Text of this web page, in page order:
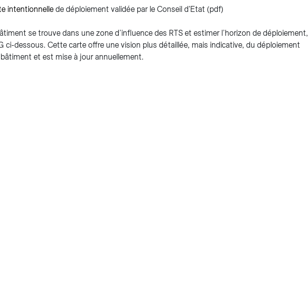
intentionnelle de déploiement validée par le Conseil d'Etat (pdf)
se trouve dans une zone d’influence des RTS et estimer l’horizon de déploiement,
ci-dessous. Cette carte offre une vision plus détaillée, mais indicative, du déploiement
et est mise à jour annuellement.